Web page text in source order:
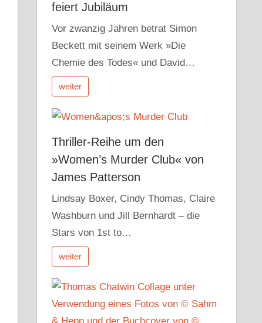
feiert Jubiläum
Vor zwanzig Jahren betrat Simon
Beckett mit seinem Werk »Die
Chemie des Todes« und David…
weiter
Thriller-Reihe um den
»Women’s Murder Club« von
James Patterson
Lindsay Boxer, Cindy Thomas, Claire
Washburn und Jill Bernhardt – die
Stars von 1st to…
weiter